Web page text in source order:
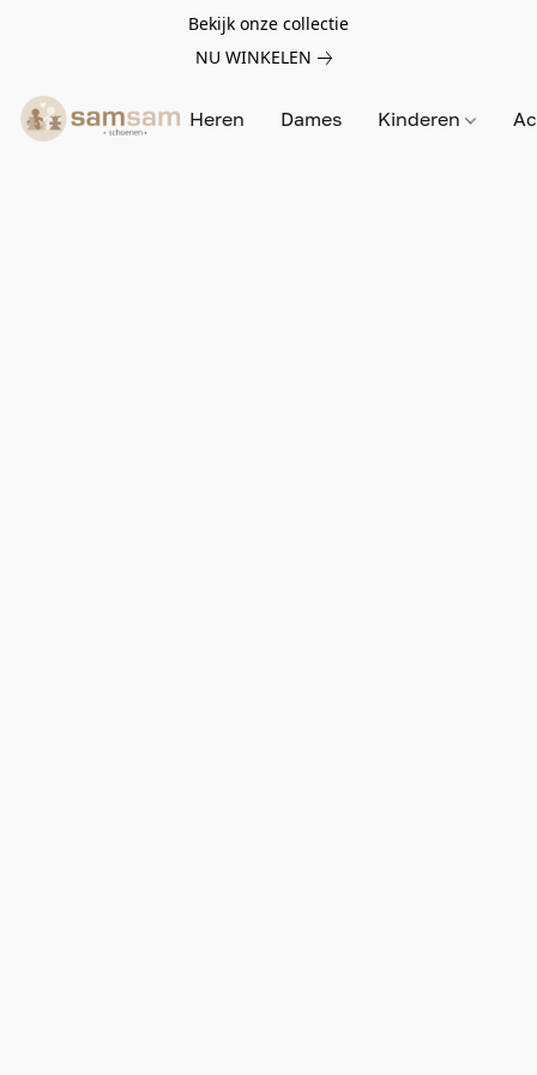
Bekijk onze collectie
NU WINKELEN
Heren Dames Kinderen